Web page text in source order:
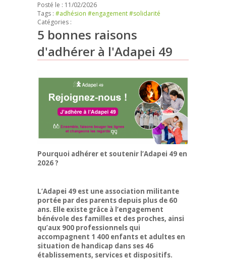
Posté le : 11/02/2026
Tags : #adhésion #engagement#solidarité
Catégories :
5 bonnes raisons
d'adhérer à l'Adapei 49
Pourquoi adhérer et soutenir l’Adapei 49 en
2026 ?
L’Adapei 49 est une association militante
portée par des parents depuis plus de 60
ans. Elle existe grâce à l’engagement
bénévole des familles et des proches, ainsi
qu’aux 900 professionnels qui
accompagnent 1 400 enfants et adultes en
situation de handicap dans ses 46
établissements, services et dispositifs.